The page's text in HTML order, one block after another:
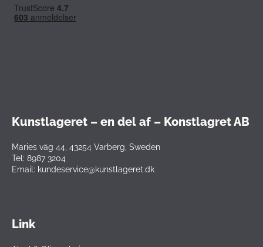
Kunstlageret – en del af – Konstlagret AB
Maries väg 44, 43254 Varberg, Sweden
Tel: 8987 3204
Email: kundeservice@kunstlageret.dk
Link